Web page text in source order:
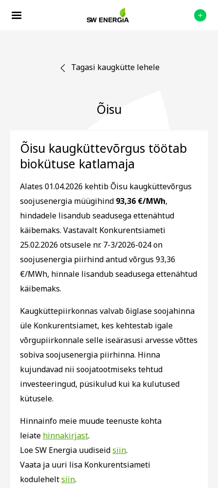
Tagasi kaugkütte lehele
Õisu
Õisu kaugküttevõrgus töötab
biokütuse katlamaja
Alates 01.04.2026 kehtib Õisu kaugküttevõrgus
soojusenergia müügihind 93,36 €/MWh,
hindadele lisandub seadusega ettenähtud
käibemaks. Vastavalt Konkurentsiameti
25.02.2026 otsusele nr. 7-3/2026-024 on
soojusenergia piirhind antud võrgus 93,36
€/MWh, hinnale lisandub seadusega ettenähtud
käibemaks.
Kaugküttepiirkonnas valvab õiglase soojahinna
üle Konkurentsiamet, kes kehtestab igale
võrgupiirkonnale selle iseärasusi arvesse võttes
sobiva soojusenergia piirhinna. Hinna
kujundavad nii soojatootmiseks tehtud
investeeringud, püsikulud kui ka kulutused
kütusele.
Hinnainfo meie muude teenuste kohta
leiate hinnakirjast.
Loe SW Energia uudiseidsiin.
Vaata ja uuri lisa Konkurentsiameti
koduleheltsiin.